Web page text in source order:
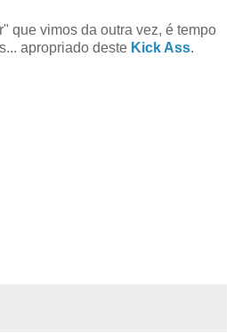
que vimos da outra vez, é tempo
apropriado deste Kick Ass.